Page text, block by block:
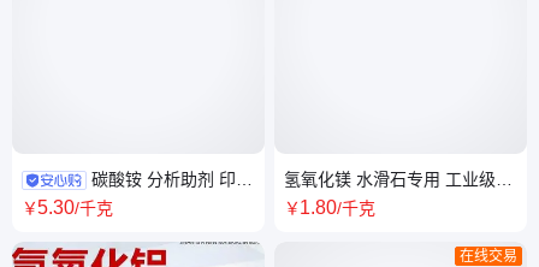
碳酸铵 分析助剂 印染
助剂 工业级 国标含量 白色粉末
￥5.30/千克
氢氧化镁 水滑石专用 工业级阻
燃剂 苛性镁石 超意兴化工
￥1.80/千克
在线交易